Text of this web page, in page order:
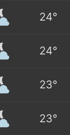
24°
24°
23°
23°